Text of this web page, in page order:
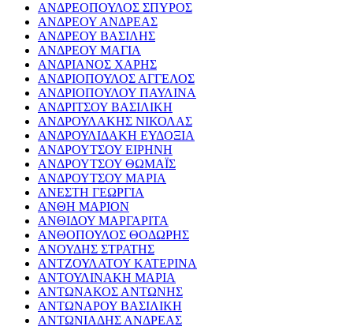
ΑΝΔΡΕΟΠΟΥΛΟΣ ΣΠΥΡΟΣ
ΑΝΔΡΕΟΥ ΑΝΔΡΕΑΣ
ΑΝΔΡΕΟΥ ΒΑΣΙΛΗΣ
ΑΝΔΡΕΟΥ ΜΑΓΙΑ
ΑΝΔΡΙΑΝΟΣ ΧΑΡΗΣ
ΑΝΔΡΙΟΠΟΥΛΟΣ ΑΓΓΕΛΟΣ
ΑΝΔΡΙΟΠΟΥΛΟΥ ΠΑΥΛΙΝΑ
ΑΝΔΡΙΤΣΟΥ ΒΑΣΙΛΙΚΗ
ΑΝΔΡΟΥΛΑΚΗΣ ΝΙΚΟΛΑΣ
ΑΝΔΡΟΥΛΙΔΑΚΗ ΕΥΔΟΞΙΑ
ΑΝΔΡΟΥΤΣΟΥ ΕΙΡΗΝΗ
ΑΝΔΡΟΥΤΣΟΥ ΘΩΜΑΪΣ
ΑΝΔΡΟΥΤΣΟΥ ΜΑΡΙΑ
ΑΝΕΣΤΗ ΓΕΩΡΓΙΑ
ΑΝΘΗ ΜΑΡΙΟΝ
ΑΝΘΙΔΟΥ ΜΑΡΓΑΡΙΤΑ
ΑΝΘΟΠΟΥΛΟΣ ΘΟΔΩΡΗΣ
ΑΝΟΥΔΗΣ ΣΤΡΑΤΗΣ
ΑΝΤΖΟΥΛΑΤΟΥ ΚΑΤΕΡΙΝΑ
ΑΝΤΟΥΛΙΝΑΚΗ ΜΑΡΙΑ
ΑΝΤΩΝΑΚΟΣ ΑΝΤΩΝΗΣ
ΑΝΤΩΝΑΡΟΥ ΒΑΣΙΛΙΚΗ
ΑΝΤΩΝΙΑΔΗΣ ΑΝΔΡΕΑΣ